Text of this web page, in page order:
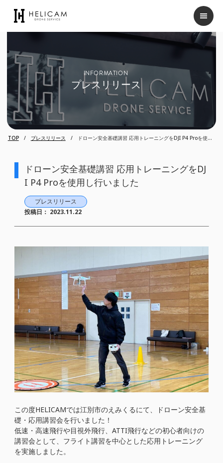
INFORMATION
プレスリリース
TOP プレスリリース
ドローン安全基礎講習 応用トレーニングをDJI P4 Proを使用
ドローン安全基礎講習 応用トレーニングをDJ
I P4 Proを使用し行いました
プレスリリース
投稿日： 2023.11.22
この度HELICAMでは江別市のえみくるにて、ドローン安全基
礎・応用講習会を行いました！
低速・高速飛行や目視外飛行、ATTI飛行などの初心者向けの
講習会として、フライト講習を中心とした応用トレーニング
を実施しました。